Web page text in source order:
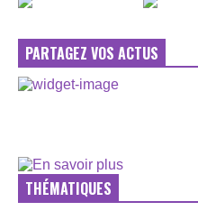
PARTAGEZ VOS ACTUS
THÉMATIQUES